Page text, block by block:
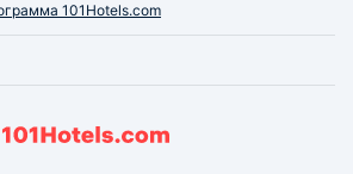
101Hotels.com